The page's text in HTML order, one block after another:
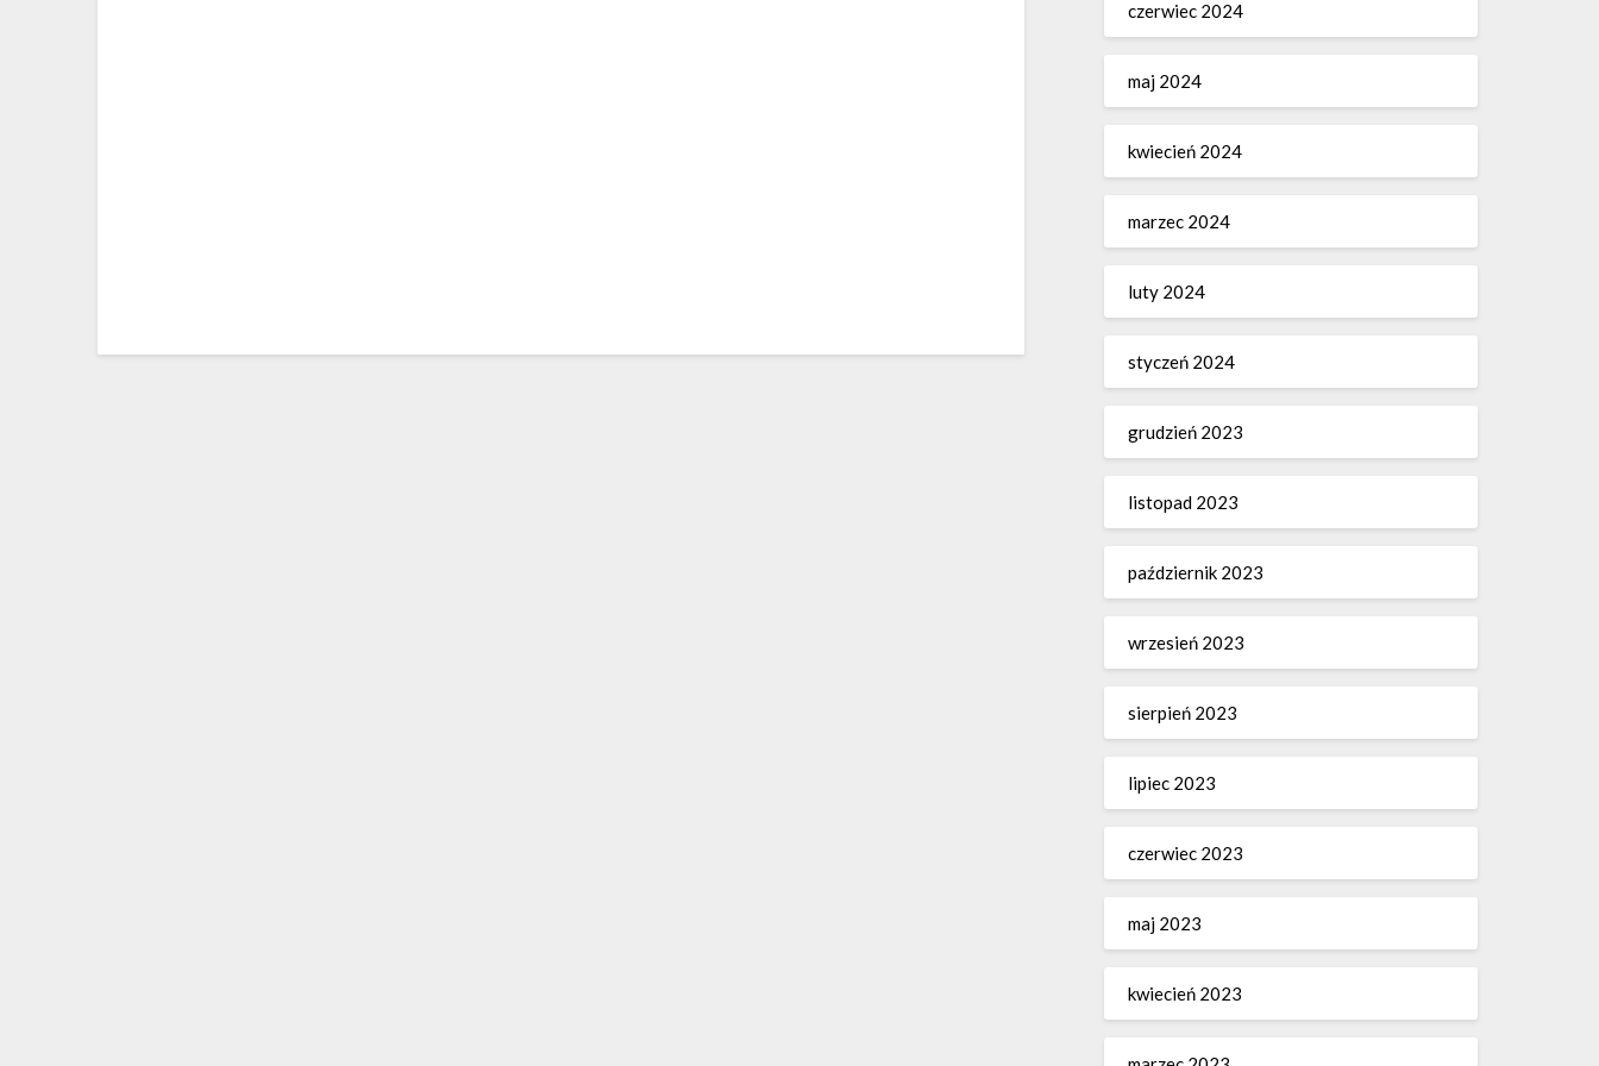
czerwiec 2024
maj 2024
kwiecień 2024
marzec 2024
luty 2024
styczeń 2024
grudzień 2023
listopad 2023
październik 2023
wrzesień 2023
sierpień 2023
lipiec 2023
czerwiec 2023
maj 2023
kwiecień 2023